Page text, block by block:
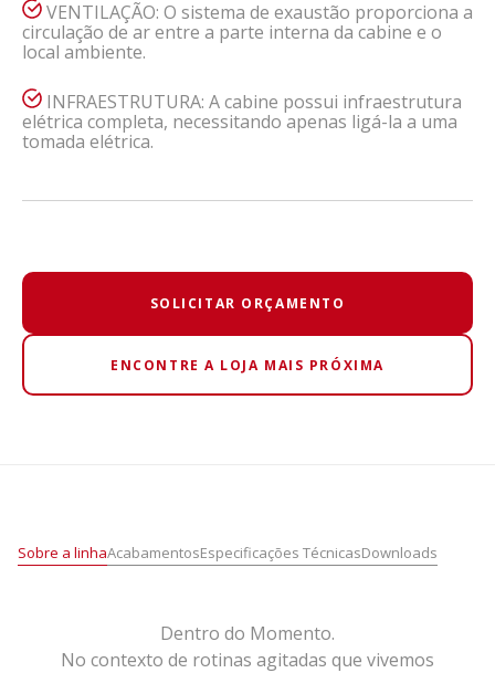
VENTILAÇÃO: O sistema de exaustão proporciona a
circulação de ar entre a parte interna da cabine e o
local ambiente.
INFRAESTRUTURA: A cabine possui infraestrutura
elétrica completa, necessitando apenas ligá-la a uma
tomada elétrica.
SOLICITAR ORÇAMENTO
ENCONTRE A LOJA MAIS PRÓXIMA
Sobre a linhaAcabamentosEspecificações TécnicasDownloads
Dentro do Momento.
No contexto de rotinas agitadas que vivemos